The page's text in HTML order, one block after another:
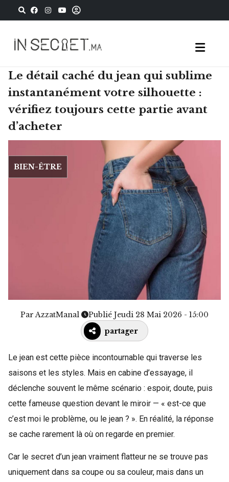
Le détail caché du jean qui sublime
instantanément votre silhouette :
vérifiez toujours cette partie avant
d’acheter
BIEN-ÊTRE
ParAzzatManal
Publié Jeudi 28 Mai 2026 - 15:00
partager
Le jean est cette pièce incontournable qui traverse les
saisons et les styles. Mais en cabine d’essayage, il
déclenche souvent le même scénario : espoir, doute, puis
cette fameuse question devant le miroir — « est-ce que
c’est moi le problème, ou le jean ? ». En réalité, la réponse
se cache rarement là où on regarde en premier.
Car le secret d’un jean vraiment flatteur ne se trouve pas
uniquement dans sa coupe ou sa couleur, mais dans un